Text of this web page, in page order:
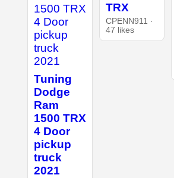
Tuning
Dodge
Ram
1500 TRX
4 Door
pickup
truck
2021
TRX
CPENN911 ·
47 likes